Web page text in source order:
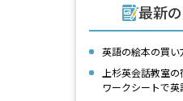
最新
英語の絵本の買い
上杉英会話教室
ワークシートで